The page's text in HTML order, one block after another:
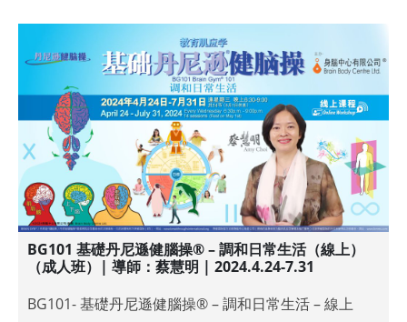
BG101 基礎丹尼遜健腦操® – 調和日常生活（線上）
（成人班）| 導師：蔡慧明 | 2024.4.24-7.31
BG101- 基礎丹尼遜健腦操® – 調和日常生活 – 線上